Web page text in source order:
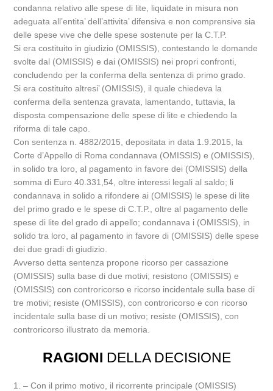
condanna relativo alle spese di lite, liquidate in misura non
adeguata all’entita’ dell’attivita’ difensiva e non comprensive sia
delle spese vive che delle spese sostenute per la C.T.P.
Si era costituito in giudizio (OMISSIS), contestando le domande
svolte dal (OMISSIS) e dai (OMISSIS) nei propri confronti,
concludendo per la conferma della sentenza di primo grado.
Si era costituito altresi’ (OMISSIS), il quale chiedeva la
conferma della sentenza gravata, lamentando, tuttavia, la
disposta compensazione delle spese di lite e chiedendo la
riforma di tale capo.
Con sentenza n. 4882/2015, depositata in data 1.9.2015, la
Corte d’Appello di Roma condannava (OMISSIS) e (OMISSIS),
in solido tra loro, al pagamento in favore dei (OMISSIS) della
somma di Euro 40.331,54, oltre interessi legali al saldo; li
condannava in solido a rifondere ai (OMISSIS) le spese di lite
del primo grado e le spese di C.T.P., oltre al pagamento delle
spese di lite del grado di appello; condannava i (OMISSIS), in
solido tra loro, al pagamento in favore di (OMISSIS) delle spese
dei due gradi di giudizio.
Avverso detta sentenza propone ricorso per cassazione
(OMISSIS) sulla base di due motivi; resistono (OMISSIS) e
(OMISSIS) con controricorso e ricorso incidentale sulla base di
tre motivi; resiste (OMISSIS), con controricorso e con ricorso
incidentale sulla base di un motivo; resiste (OMISSIS), con
controricorso illustrato da memoria.
RAGIONI DELLA DECISIONE
1. – Con il primo motivo, il ricorrente principale (OMISSIS)